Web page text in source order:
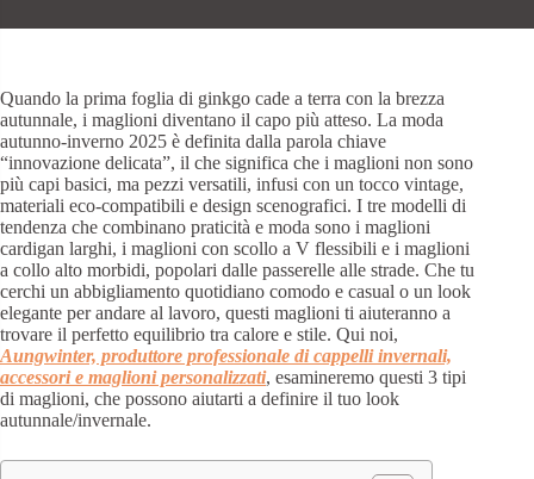
Quando la prima foglia di ginkgo cade a terra con la brezza
autunnale, i maglioni diventano il capo più atteso. La moda
autunno-inverno 2025 è definita dalla parola chiave
“innovazione delicata”, il che significa che i maglioni non sono
più capi basici, ma pezzi versatili, infusi con un tocco vintage,
materiali eco-compatibili e design scenografici. I tre modelli di
tendenza che combinano praticità e moda sono i maglioni
cardigan larghi, i maglioni con scollo a V flessibili e i maglioni
a collo alto morbidi, popolari dalle passerelle alle strade. Che tu
cerchi un abbigliamento quotidiano comodo e casual o un look
elegante per andare al lavoro, questi maglioni ti aiuteranno a
trovare il perfetto equilibrio tra calore e stile. Qui noi,
Aungwinter, produttore professionale di cappelli invernali,
accessori e maglioni personalizzati, esamineremo questi 3 tipi
di maglioni, che possono aiutarti a definire il tuo look
autunnale/invernale.